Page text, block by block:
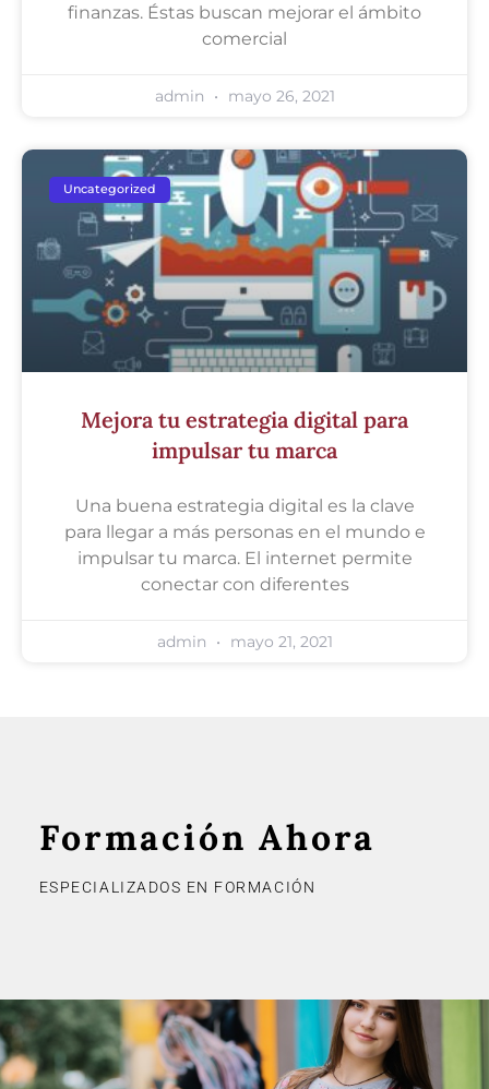
finanzas. Éstas buscan mejorar el ámbito
comercial
admin mayo 26, 2021
Uncategorized
Mejora tu estrategia digital para
impulsar tu marca
Una buena estrategia digital es la clave
para llegar a más personas en el mundo e
impulsar tu marca. El internet permite
conectar con diferentes
admin mayo 21, 2021
Formación Ahora
ESPECIALIZADOS EN FORMACIÓN